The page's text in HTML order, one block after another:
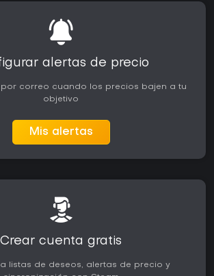
alertas de precio
por correo cuando los precios bajen a tu
objetivo
Mis alertas
Crear cuenta gratis
listas de deseos, alertas de precio y